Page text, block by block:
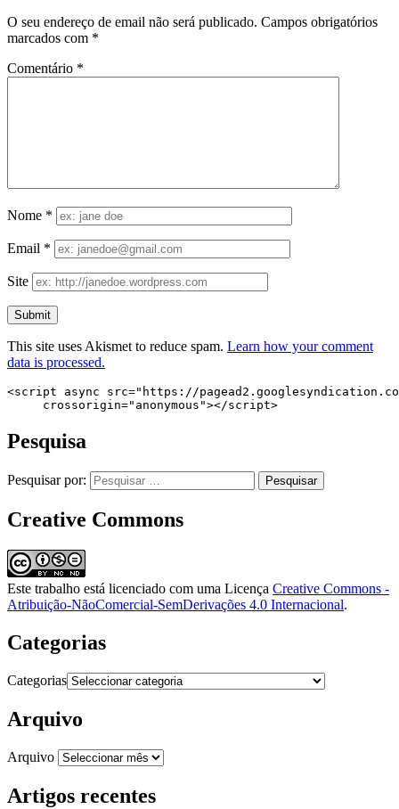
O seu endereço de email não será publicado. Campos obrigatórios
marcados com *
Comentário *
Nome *
Email *
Site
This site uses Akismet to reduce spam. Learn how your comment
data is processed.
<script async src="https://
     crossorigin="anonymous"></script>
Pesquisa
Pesquisar por:
Creative Commons
Este trabalho está licenciado com uma Licença Creative Commons -
Atribuição-NãoComercial-SemDerivações 4.0 Internacional.
Categorias
Categorias
Arquivo
Arquivo
Artigos recentes